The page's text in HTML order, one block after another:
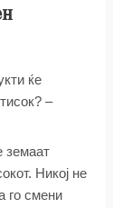
ќе
–
земаат
Никој не
го смени